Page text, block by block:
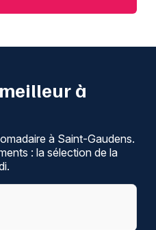
à
à Saint-Gaudens.
: la sélection de la